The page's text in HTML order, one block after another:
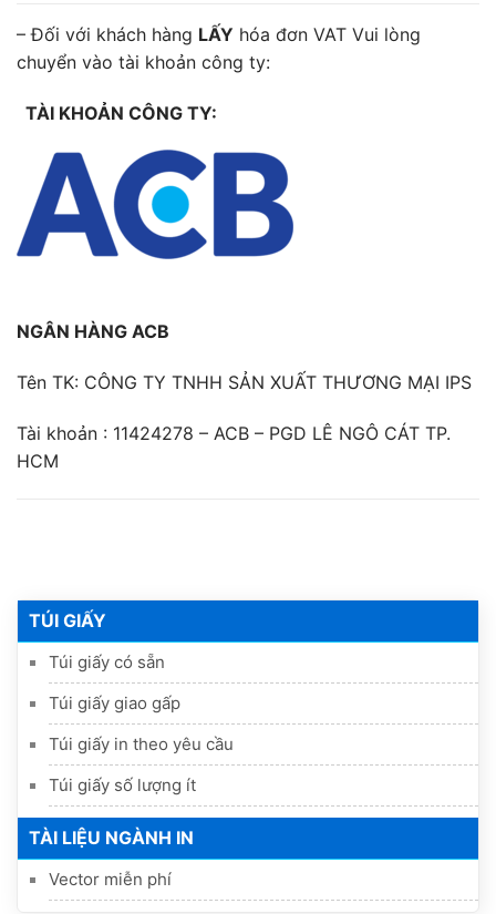
– Đối với khách hàng LẤY hóa đơn VAT Vui lòng
chuyển vào tài khoản công ty:
TÀI KHOẢN CÔNG TY:
NGÂN HÀNG ACB
Tên TK: CÔNG TY TNHH SẢN XUẤT THƯƠNG MẠI IPS
Tài khoản : 11424278 – ACB – PGD LÊ NGÔ CÁT TP.
HCM
TÚI GIẤY
Túi giấy có sẵn
Túi giấy giao gấp
Túi giấy in theo yêu cầu
Túi giấy số lượng ít
TÀI LIỆU NGÀNH IN
Vector miễn phí